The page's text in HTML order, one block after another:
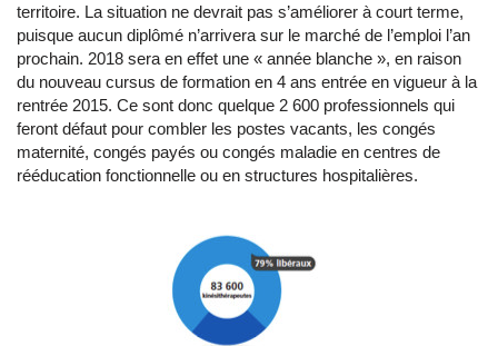
territoire. La situation ne devrait pas s’améliorer à court terme,
puisque aucun diplômé n’arrivera sur le marché de l’emploi l’an
prochain. 2018 sera en effet une « année blanche », en raison
du nouveau cursus de formation en 4 ans entrée en vigueur à la
rentrée 2015. Ce sont donc quelque 2 600 professionnels qui
feront défaut pour combler les postes vacants, les congés
maternité, congés payés ou congés maladie en centres de
rééducation fonctionnelle ou en structures hospitalières.